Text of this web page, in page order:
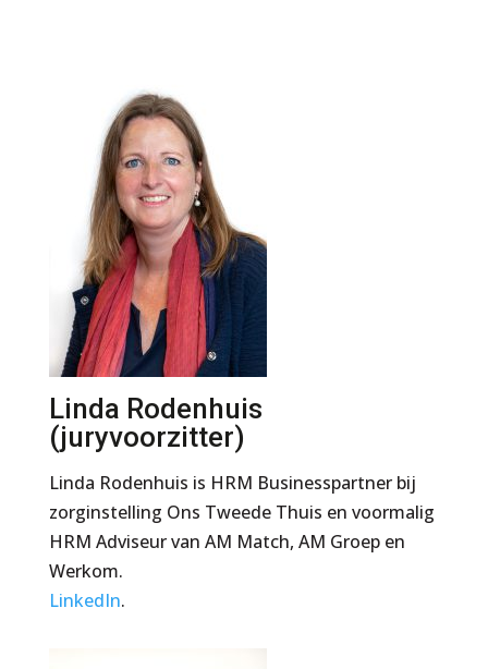
Linda Rodenhuis
(juryvoorzitter)
Linda Rodenhuis is HRM Businesspartner bij
zorginstelling Ons Tweede Thuis en voormalig
HRM Adviseur van AM Match, AM Groep en
Werkom.
LinkedIn.